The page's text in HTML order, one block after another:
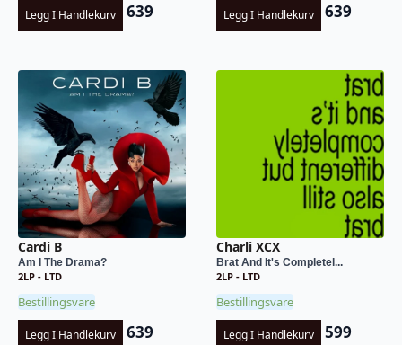
Legg I Handlekurv 639 Legg I Handlekurv 639
Cardi B
Am I The Drama?
2LP - LTD
Bestillingsvare
Legg I Handlekurv 639
Charli XCX
Brat And It's Completel...
2LP - LTD
Bestillingsvare
Legg I Handlekurv 599